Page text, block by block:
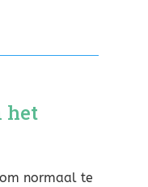
het
normaal te